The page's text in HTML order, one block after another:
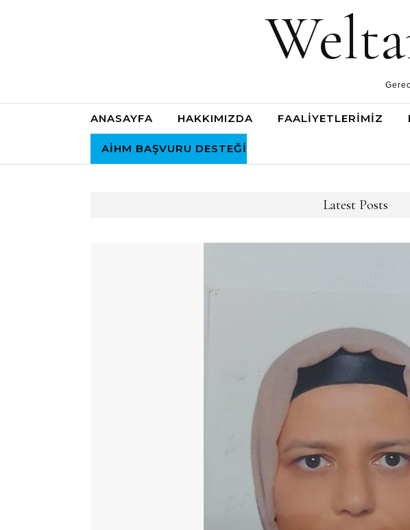
ANASAYFA HAKKIMIZDA FAALIYETLERIMIZ
AİHM BAŞVURU DESTEĞI
Latest Posts